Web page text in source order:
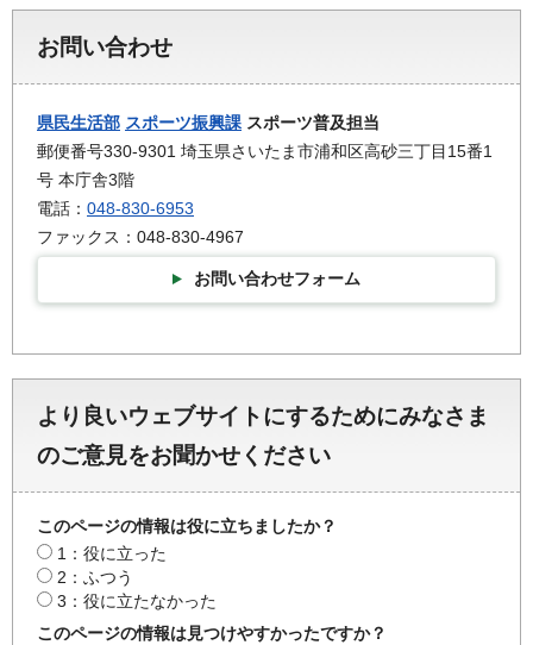
お問い合わせ
県民生活部 スポーツ振興課 スポーツ普及担当
郵便番号330-9301 埼玉県さいたま市浦和区高砂三丁目15番1
号 本庁舎3階
電話： 048-830-6953
ファックス：048-830-4967
お問い合わせフォーム
より良いウェブサイトにするためにみなさま
のご意見をお聞かせください
このページの情報は役に立ちましたか？
1：役に立った
2：ふつう
3：役に立たなかった
このページの情報は見つけやすかったですか？